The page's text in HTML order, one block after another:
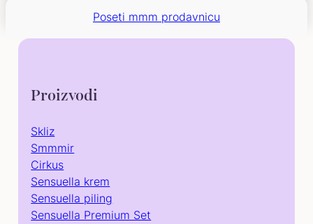
Poseti mmm prodavnicu
Proizvodi
Skliz
Smmmir
Cirkus
Sensuella krem
Sensuella piling
Sensuella Premium Set